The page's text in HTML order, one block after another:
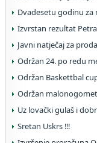
Dvadesetu godinu
Izvrstan rezultat
Javni natječaj za
Održan 24. po redu
Održan Baskettbal
Održan
Uz lovački gulaš i
Sretan Uskrs !!!